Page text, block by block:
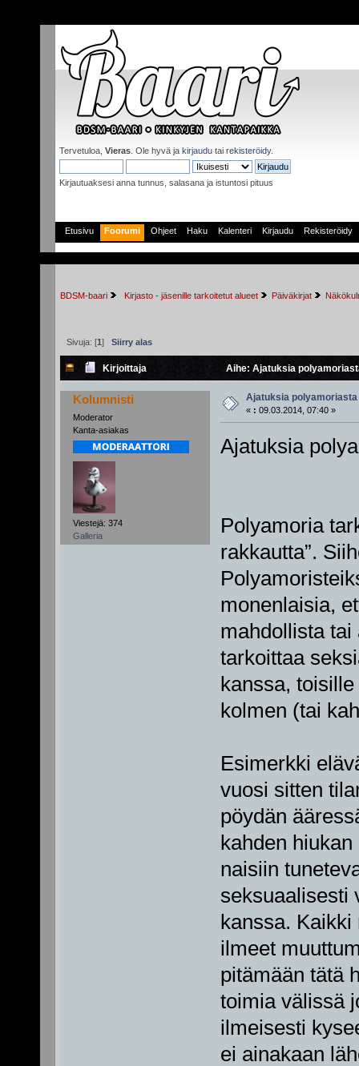
Tervetuloa, Vieras . Ole hyvä ja kirjaudu tai rekisteröidy.
Kirjautuaksesi anna tunnus, salasana ja istuntosi pituus
Etusivu Foorumi Ohjeet Haku Kalenteri Kirjaudu Rekisteröidy
BDSM-baari Kirjasto - jäsenille tarkoitetut alueet Päiväkirjat
Sivuja: [1] Siirry alas
Kirjoittaja Aihe: Ajatuksia
Kolumnisti
Moderator
Kanta-asiakas
Viestejä: 374
Galleria
Ajatuksia polyamoriasta
« : 09.03.2014, 07:40 »
Ajatuksia
Polyamoria
rakkautta”.
monenlaisia,
mahdollista tai
tarkoittaa
kanssa,
kolmen (tai
Esimerkki
vuosi sitten
pöydän
kahden
naisiin
seksuaalisesti
kanssa.
ilmeet
pitämään tätä
toimia välissä
ilmeisesti
ei ainakaan